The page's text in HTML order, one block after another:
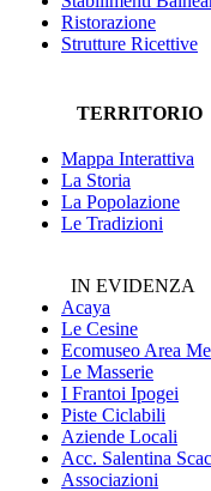
Ristorazione
Strutture Ricettive
TERRITORIO
Mappa Interattiva
La Storia
La Popolazione
Le Tradizioni
IN EVIDENZA
Acaya
Le Cesine
Ecomuseo Area
Le Masserie
I Frantoi Ipogei
Piste Ciclabili
Aziende Locali
Acc. Salentina
Associazioni